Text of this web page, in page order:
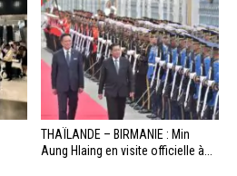
THAÏLANDE – BIRMANIE : Min
Aung Hlaing en visite officielle à...